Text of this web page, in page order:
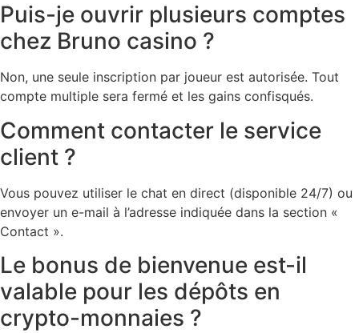
Puis-je ouvrir plusieurs comptes
chez Bruno casino ?
Non, une seule inscription par joueur est autorisée. Tout
compte multiple sera fermé et les gains confisqués.
Comment contacter le service
client ?
Vous pouvez utiliser le chat en direct (disponible 24/7) ou
envoyer un e-mail à l’adresse indiquée dans la section «
Contact ».
Le bonus de bienvenue est-il
valable pour les dépôts en
crypto-monnaies ?